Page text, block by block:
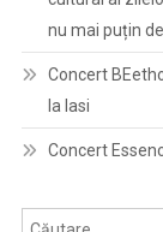
nu mai puțin
Concert
la Iasi
Concert